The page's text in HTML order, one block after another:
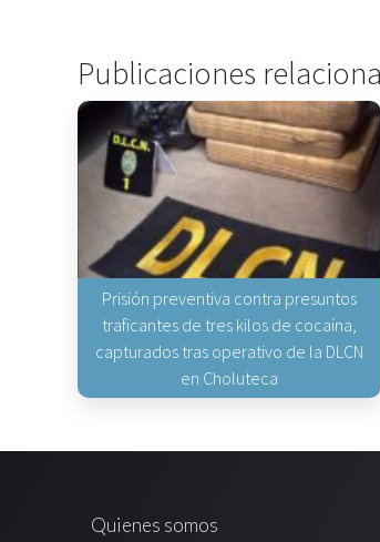
Publicaciones
Prisión preventiva contra presuntos
traficantes de tres kilos de cocaína,
capturados tras operativo de la DLCN
en Choluteca
Quienes somos